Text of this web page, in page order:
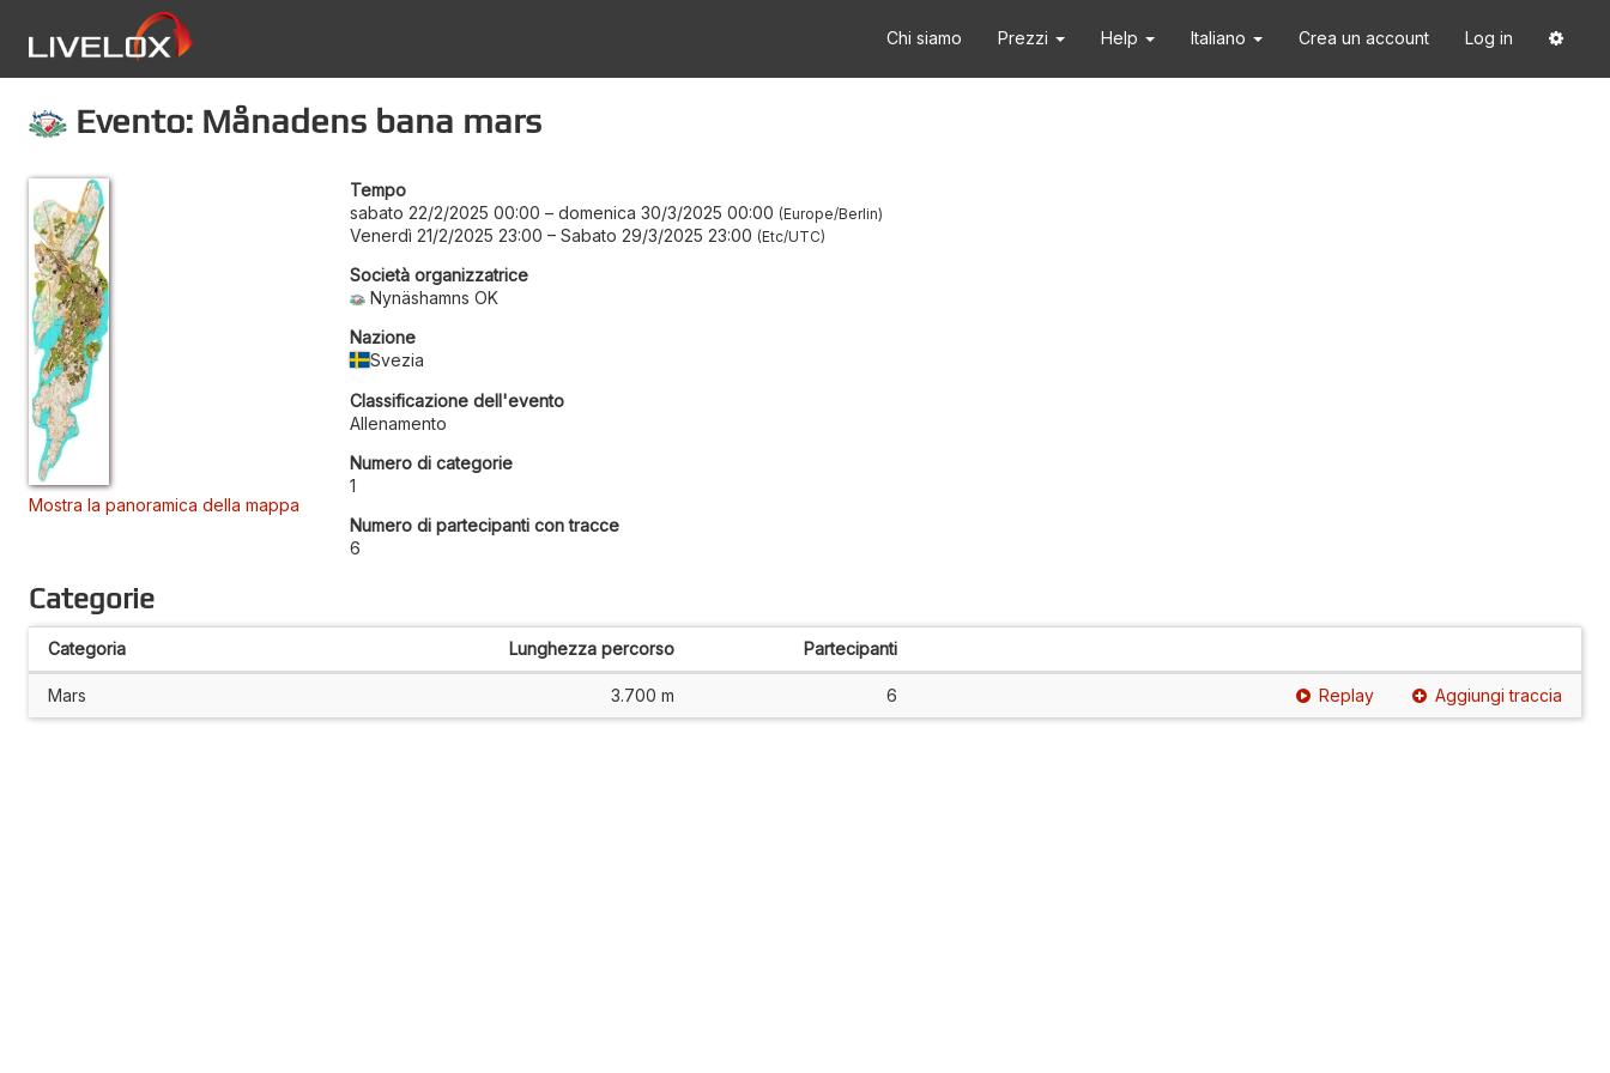
Chi siamo Prezzi Help Italiano Crea un account Log in
Evento: Månadens bana mars
Mostra la panoramica della mappa
Tempo
sabato 22/2/2025 00:00 – domenica 30/3/2025 00:00 Europe/Berlin
Venerdì 21/2/2025 23:00 – Sabato 29/3/2025 23:00 Etc/UTC
Società organizzatrice
Nynäshamns OK
Nazione
Svezia
Classificazione dell'evento
Allenamento
Numero di categorie
1
Numero di partecipanti con tracce
6
Categorie
Categoria Lunghezza percorso Partecipanti
Mars 3.700 m 6 Replay Aggiungi traccia